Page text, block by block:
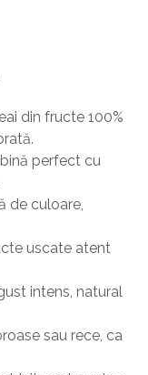
din fructe 100%
perfect cu
de culoare,
uscate atent
intens, natural
sau rece, ca